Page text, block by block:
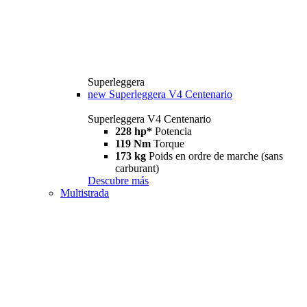
Superleggera
new Superleggera V4 Centenario
Superleggera V4 Centenario
228 hp* Potencia
119 Nm Torque
173 kg Poids en ordre de marche (sans
carburant)
Descubre más
Multistrada